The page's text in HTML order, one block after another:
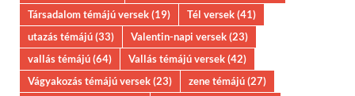
Társadalom témájú versek(19) Tél versek(41)
utazás témájú(33) Valentin-napi versek(23)
vallás témájú(64) Vallás témájú versek(42)
Vágyakozás témájú versek(23) zene témájú(27)